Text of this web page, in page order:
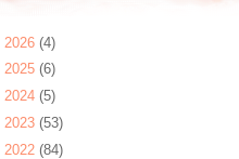
2026 (4)
2025 (6)
2024 (5)
2023 (53)
2022 (84)